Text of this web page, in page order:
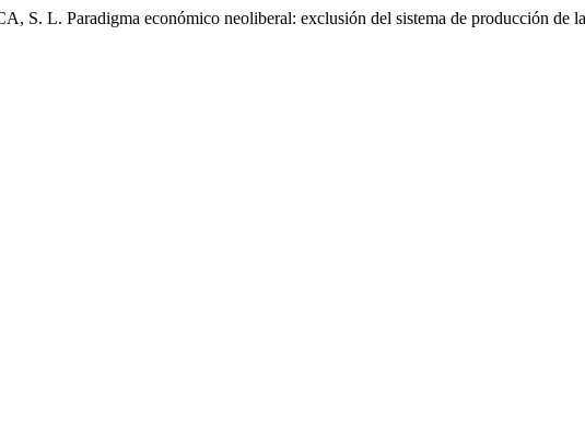
L. Paradigma económico neoliberal: exclusión del sistema de producción de